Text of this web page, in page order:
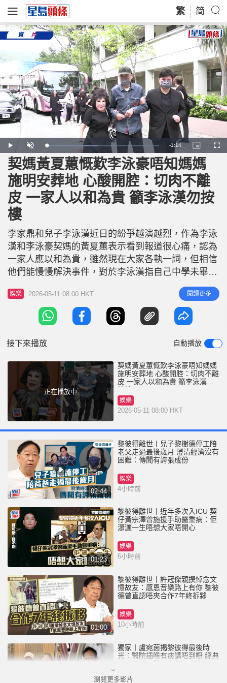
繁 简
P
l
a
y
U
n
m
u
t
e
L
o
a
d
e
d
:
6
.
5
9
R
e
m
a
i
n
g
-1:14
P
i
c
t
u
e
-
i
n
-
P
e
F
u
契媽黃夏蕙慨歎李泳豪唔知媽媽
施明安葬地 心酸開腔：切肉不離
皮 一家人以和為貴 籲李泳漢勿按
樓
李家鼎和兒子李泳漢近日的紛爭越演越烈，作為李泳
漢和李泳豪契媽的黃夏蕙表示看到報道很心痛，認為
一家人應以和為貴，雖然現在大家各執一詞，但相信
他們能慢慢解決事件，對於李泳漢指自己中學未畢業
難搵工，黃夏蕙表示只要肯做，不會找不到工作，指
做子女應該要工作，孝順父母，不需要父母擔心。
李家鼎硬頸唔講家事 她表示在他們小時候就上契，
但因自己工作忙，沒時間陪他們成長，大家有一段長
娛樂 2026-05-11 08:00 HKT 閱讀更多
接下來播放 自動播放
正在播放中
契媽黃夏蕙慨歎李泳豪唔知媽媽
施明安葬地 心酸開腔：切肉不離
皮 一家人以和為貴 籲李泳漢勿
按樓
娛樂
2026-05-11 08:00 HKT
02:44
黎彼得離世丨兒子黎樹德停工陪
老父走過最後歲月 澄清經濟沒有
困難：傳聞有誇張成份
娛樂
4小時前
01:23
黎彼得離世丨近年多次入ICU 契
仔黃宗澤曾施援手助醫重病：佢
瀟灑一生唔想大家唔開心
娛樂
6小時前
01:00
黎彼得離世丨許冠傑親撰悼念文
憶故友：感恩音樂路上有你 黎彼
德曾直認唔夾合作7年終拆夥
娛樂
10小時前
獨家丨盧宛茵揭黎彼得最後時
光：醫院插喉有痰講唔到嘢 經典
瀏覽更多影片